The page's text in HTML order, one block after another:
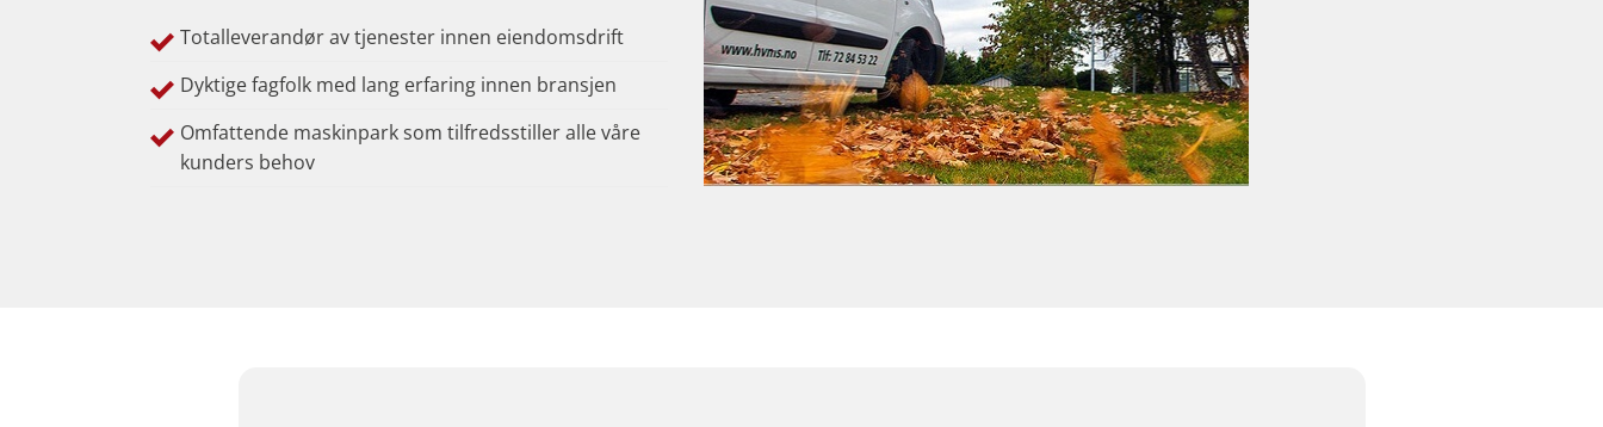
Totalleverandør av tjenester innen eiendomsdrift
Dyktige fagfolk med lang erfaring innen bransjen
Omfattende maskinpark som tilfredsstiller alle våre
kunders behov